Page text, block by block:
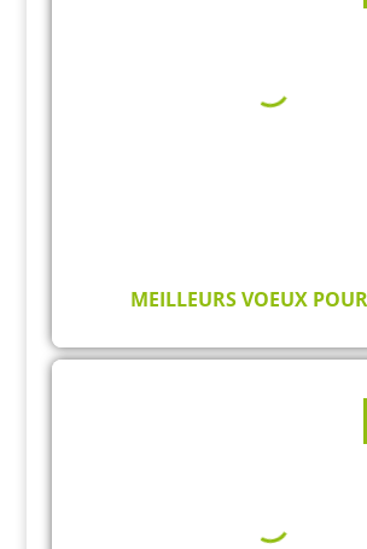
MEILLEURS VOEUX